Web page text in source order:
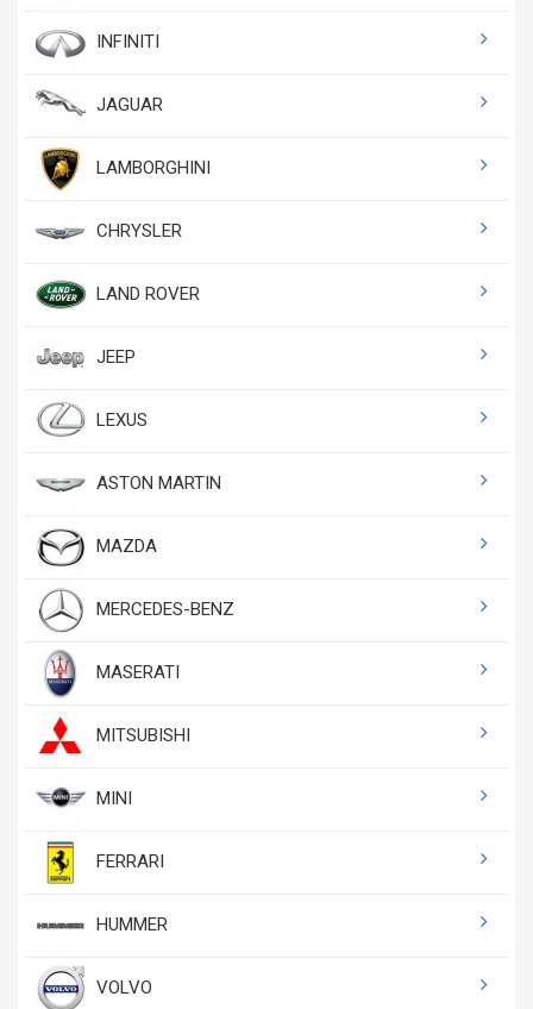
INFINITI
JAGUAR
LAMBORGHINI
CHRYSLER
LAND ROVER
JEEP
LEXUS
ASTON MARTIN
MAZDA
MERCEDES-BENZ
MASERATI
MITSUBISHI
MINI
FERRARI
HUMMER
VOLVO